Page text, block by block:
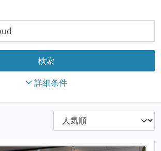
詳細条件